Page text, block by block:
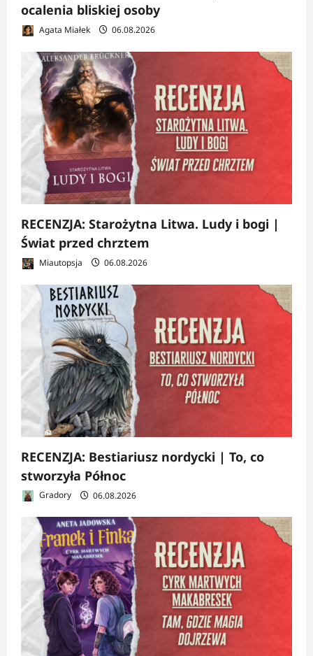
ocalenia bliskiej osoby
Agata Miałek 06.08.2026
RECENZJA: Starożytna Litwa. Ludy i bogi |
Świat przed chrztem
Miautopsja 06.08.2026
RECENZJA: Bestiariusz nordycki | To, co
stworzyła Północ
Gradory 06.08.2026